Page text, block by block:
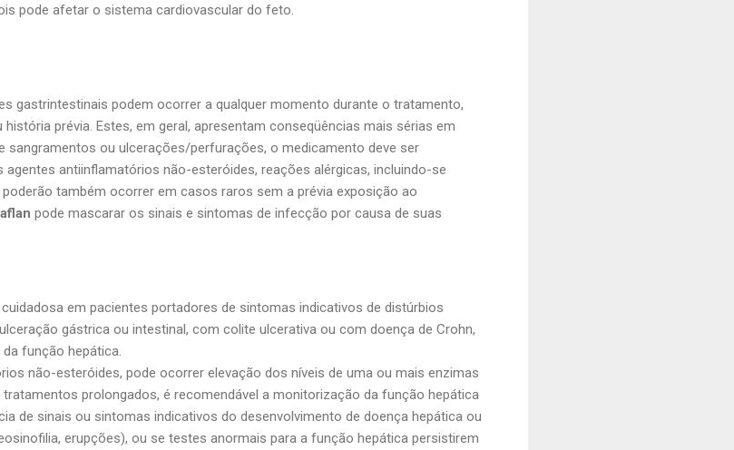
pode afetar o sistema cardiovascular do feto.
gastrintestinais podem ocorrer a qualquer momento durante o tratamento,
história prévia. Estes, em geral, apresentam conseqüências mais sérias em
sangramentos ou ulcerações/perfurações, o medicamento deve ser
antiinflamatórios não-esteróides, reações alérgicas, incluindo-se
também ocorrer em casos raros sem a prévia exposição ao
pode mascarar os sinais e sintomas de infecção por causa de suas
em pacientes portadores de sintomas indicativos de distúrbios
gástrica ou intestinal, com colite ulcerativa ou com doença de Crohn,
função hepática.
não-esteróides, pode ocorrer elevação dos níveis de uma ou mais enzimas
tratamentos prolongados, é recomendável a monitorização da função hepática
de sinais ou sintomas indicativos do desenvolvimento de doença hepática ou
erupções), ou se testes anormais para a função hepática persistirem